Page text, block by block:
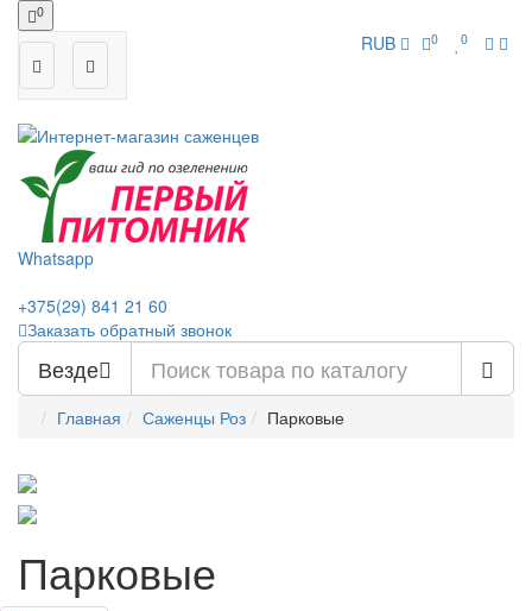
0
RUB 0 0
Whatsapp
+375(29) 841 21 60
Заказать обратный звонок
Везде
Главная Саженцы Роз Парковые
Парковые